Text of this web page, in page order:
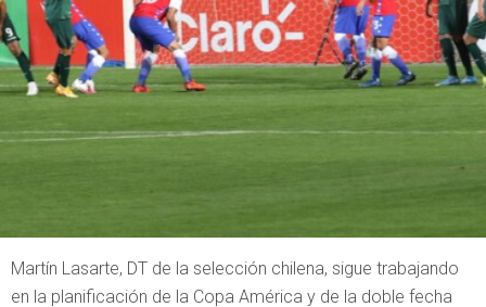
Martín Lasarte, DT de la selección chilena, sigue trabajando
en la planificación de la Copa América y de la doble fecha